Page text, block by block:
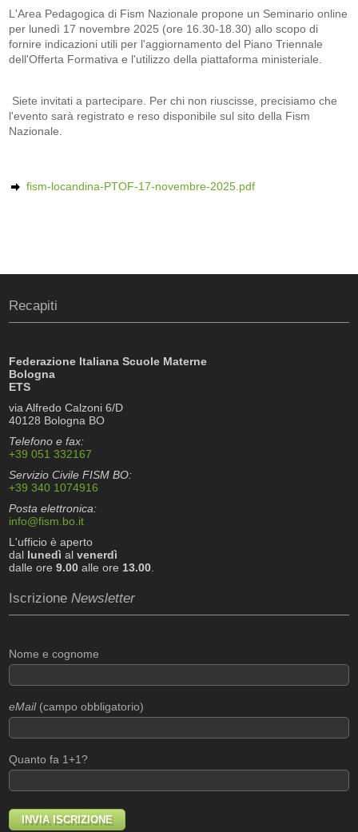
L'Area Pedagogica di Fism Nazionale propone un Seminario online
per lunedì 17 novembre 2025 (ore 16.30-18.30) allo scopo di
fornire indicazioni utili per l'aggiornamento del Piano Triennale
dell'Offerta Formativa e l'utilizzo della piattaforma ministeriale.
Siete invitati a partecipare. Per chi non riuscisse, precisiamo che
l'evento sarà registrato e reso disponibile sul sito della Fism
Nazionale.
fism-locandina-PTOF-17-novembre-2025.pdf
Recapiti
Federazione Italiana Scuole Materne
Bologna
ETS
via Alfredo Calzoni 6/D
40128 Bologna BO
Telefono e fax:
+39 051 332167
Servizio Civile FISM BO:
+39 340 1074916
Posta elettronica:
info@fism.bo.it
L'ufficio è aperto
dal lunedì alvenerdì
dalle ore9.00 alle ore 13.00
IscrizioneNewsletter
Nome e cognome
eMail(campo obbligatorio)
Quanto fa 1+1?